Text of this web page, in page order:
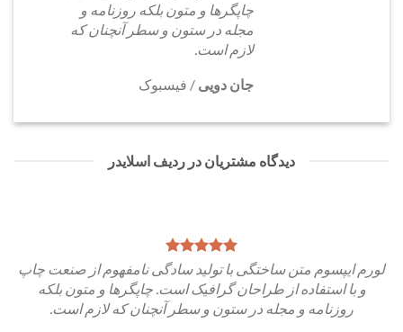
چاپگرها و متون بلکه روزنامه و
مجله در ستون و سطر آنچنان که
لازم است.
جان دویی / فیسبوک
دیدگاه مشتریان در ردیف اسلایدر
لورم ایپسوم متن ساختگی با تولید سادگی نامفهوم از صنعت چاپ
و با استفاده از طراحان گرافیک است. چاپگرها و متون بلکه
روزنامه و مجله در ستون و سطر آنچنان که لازم است.